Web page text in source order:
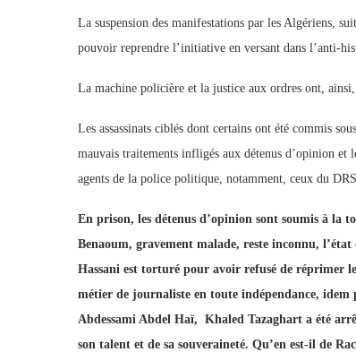
La suspension des manifestations par les Algériens,
pouvoir reprendre l’initiative en versant dans l’anti-
La machine policière et la justice aux ordres ont,
Les assassinats ciblés dont certains ont été commis
mauvais traitements infligés aux détenus d’opinion et
agents de la police politique, notamment, ceux du
En prison, les détenus d’opinion sont soumis à la
Benaoum, gravement malade, reste inconnu,
Hassani est torturé pour avoir refusé de réprimer
métier de journaliste en toute indépendance,
Abdessami Abdel Haï, Khaled Tazaghart a été
son talent et de sa souveraineté. Qu’en est-il de